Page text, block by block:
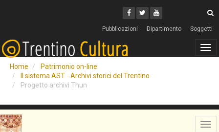
Facebook
Twitter
Youtube
Pubblicazioni Dipartimento Soggetti
Home
Patrimonio on-line
Il sistema AST - Archivi storici del Trentino
Progetto archivi Thun